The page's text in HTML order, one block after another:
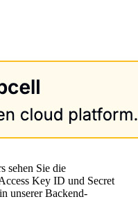
sehen Sie die
Key ID und Secret
unserer Backend-